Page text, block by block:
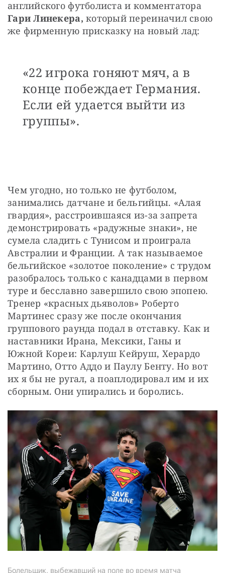
Гари Линекера, который переиначил свою
же фирменную присказку на новый лад:
«22 игрока гоняют мяч, а в
конце побеждает Германия.
Если ей удается выйти из
группы».
Чем угодно, но только не футболом,
занимались датчане и бельгийцы. «Алая
гвардия», расстроившаяся из-за запрета
демонстрировать «радужные знаки», не
сумела сладить с Тунисом и проиграла
Австралии и Франции. А так называемое
бельгийское «золотое поколение» с трудом
разобралось только с канадцами в первом
туре и бесславно завершило свою эпопею.
Тренер «красных дьяволов» Роберто
Мартинес сразу же после окончания
группового раунда подал в отставку. Как и
наставники Ирана, Мексики, Ганы и
Южной Кореи: Карлуш Кейруш, Херардо
Мартино, Отто Аддо и Паулу Бенту. Но вот
их я бы не ругал, а поаплодировал им и их
сборным. Они упирались и боролись.
Болельщик, выбежавший на поле во время матча